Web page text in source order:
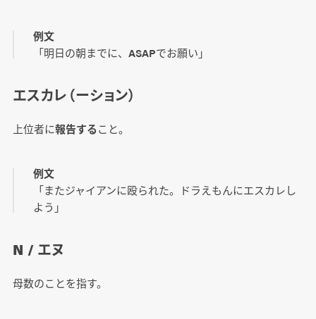
例文
「明日の朝までに、ASAPでお願い」
エスカレ（ーション）
上位者に報告すること。
例文
「またジャイアンに殴られた。ドラえもんにエスカレし
よう」
N / エヌ
母数のことを指す。